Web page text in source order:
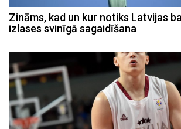
Zināms, kad un kur notiks Latvijas
izlases svinīgā sagaidīšana